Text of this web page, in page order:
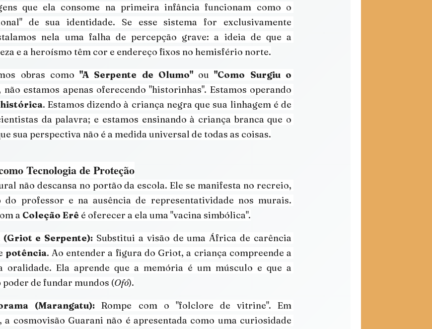
que ela consome na primeira infância funcionam como o
de sua identidade. Se esse sistema for exclusivamente
nela uma falha de percepção grave: a ideia de que a
e a heroísmo têm cor e endereço fixos no hemisfério norte.
obras como "A Serpente de Olumo" ou "Como Surgiu o
não estamos apenas oferecendo "historinhas". Estamos operando
. Estamos dizendo à criança negra que sua linhagem é de
da palavra; e estamos ensinando à criança branca que o
sua perspectiva não é a medida universal de todas as coisas.
Tecnologia de Proteção
não descansa no portão da escola. Ele se manifesta no recreio,
do professor e na ausência de representatividade nos murais.
a Coleção Erê é oferecer a ela uma "vacina simbólica".
e Serpente): Substitui a visão de uma África de carência
potência. Ao entender a figura do Griot, a criança compreende a
oralidade. Ela aprende que a memória é um músculo e que a
poder de fundar mundos (Ofó).
(Marangatu):
, a cosmovisão Guarani não é apresentada como uma curiosidade